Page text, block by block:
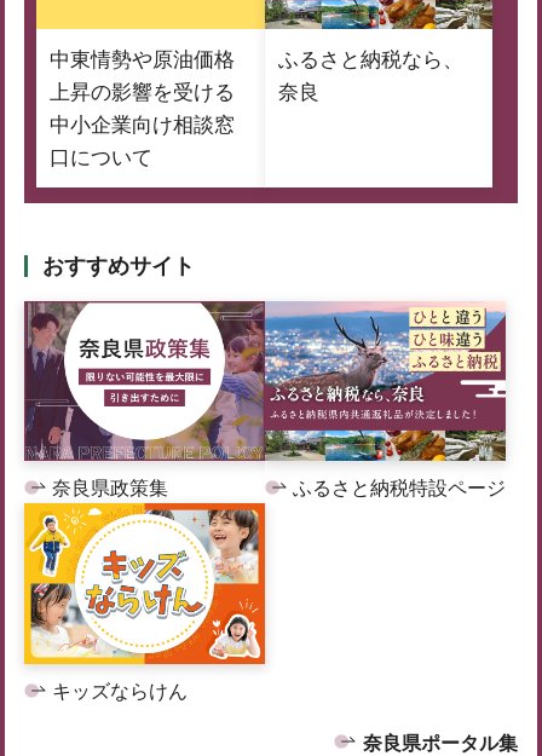
中東情勢や原油価格
上昇の影響を受ける
中小企業向け相談窓
口について
ふるさと納税なら、
奈良
おすすめサイト
奈良県政策集 ふるさと納税特設ページ
キッズならけん
奈良県ポータル集